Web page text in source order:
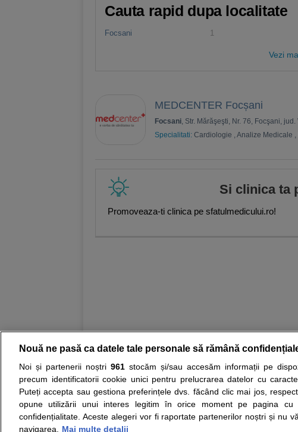
Cauta rapid dupa localitate
Focsani 1
Vezi
MEDCENTER Focșani
Focsani, Str. Mărăşeşti, Nr. 76, Focşani,
Specialitati: Cardiologie , Analize Medicale ,
Si clinica ta
Promoveaza-ti clinica pe sfatulmedicului.ro!
Resurse: Autoevaluare simptome Interpretare
Opiniile avizate ale medicilor, sfaturile si orice alte
nici diagnosticul stabilit in urma investigatiilor si analizelor
ii punem la dispozitie pentru programare in sistemul de
Nouă ne pasă ca datele tale personale să rămână
Noi și partenerii noștri 961stocăm și/sau accesăm informații pe
precum identificatorii cookie unici pentru prelucrarea datelor cu
Puteți accepta sau gestiona preferințele dvs. făcând clic mai jos,
opune utilizării unui interes legitim în orice moment pe pagina cu
confidențialitate. Aceste alegeri vor fi raportate partenerilor noștri și nu
navigarea.
Mai multe detalii